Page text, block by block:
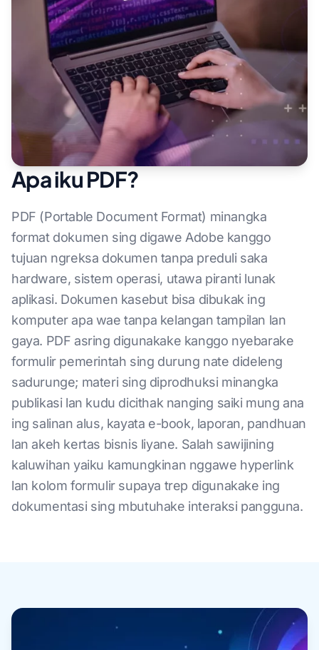
Apa iku PDF?
PDF (Portable Document Format) minangka
format dokumen sing digawe Adobe kanggo
tujuan ngreksa dokumen tanpa preduli saka
hardware, sistem operasi, utawa piranti lunak
aplikasi. Dokumen kasebut bisa dibukak ing
komputer apa wae tanpa kelangan tampilan lan
gaya. PDF asring digunakake kanggo nyebarake
formulir pemerintah sing durung nate dideleng
sadurunge; materi sing diprodhuksi minangka
publikasi lan kudu dicithak nanging saiki mung ana
ing salinan alus, kayata e-book, laporan, pandhuan
lan akeh kertas bisnis liyane. Salah sawijining
kaluwihan yaiku kamungkinan nggawe hyperlink
lan kolom formulir supaya trep digunakake ing
dokumentasi sing mbutuhake interaksi pangguna.